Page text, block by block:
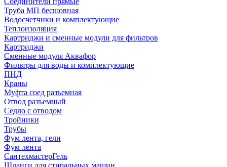
Труба МП бесшовная
Водосчетчики и комплектующие
Теплоизоляция
Картриджи и сменные модули для фильтров
Картриджи
Сменные модуля Аквафор
Фильтры для воды и комплектующие
ПНД
Краны
Муфта соед разъемная
Отвод разъемный
Седло с отводом
Тройники
Трубы
Фум лента, гели
Фум лента
СантехмастерГель
Шланги для стиральных машин